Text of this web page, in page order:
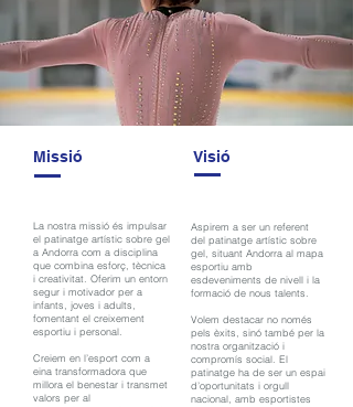
Missió
La nostra missió és impulsar
el patinatge artístic sobre gel
a Andorra com a disciplina
que combina esforç, tècnica
i creativitat. Oferim un entorn
segur i motivador per a
infants, joves i adults,
fomentant el creixement
esportiu i personal.
Creiem en l’esport com a
eina transformadora que
millora el benestar i transmet
valors per al
Visió
Aspirem a ser un referent
del patinatge artístic sobre
gel, situant Andorra al mapa
esportiu amb
esdeveniments de nivell i la
formació de nous talents.
Volem destacar no només
pels èxits, sinó també per la
nostra organització i
compromís social. El
patinatge ha de ser un espai
d’oportunitats i orgull
nacional, amb esportistes